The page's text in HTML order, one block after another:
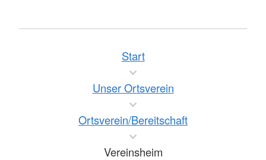
Start
Unser Ortsverein
Ortsverein/Bereitschaft
Vereinsheim